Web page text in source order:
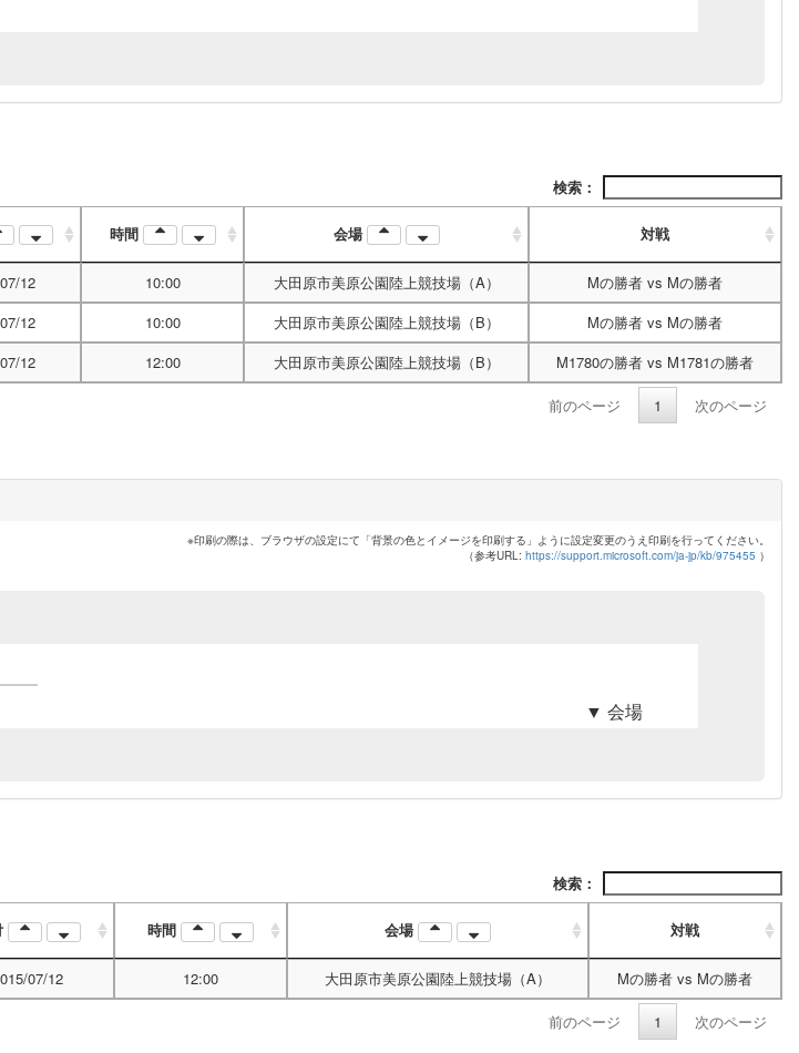
検索：
時間 会場 対戦
12 10:00 大田原市美原公園陸上競技場（A） Mの勝者 vs Mの勝者
12 10:00 大田原市美原公園陸上競技場（B） Mの勝者 vs Mの勝者
12 12:00 大田原市美原公園陸上競技場（B） M1780の勝者 vs M1781の勝者
前のページ 1 次のページ
※印刷の際は、ブラウザの設定にて「背景の色とイメージを印刷する」ように設定変更のうえ印刷を行ってください。
（参考URL: https://support.microsoft.com/ja-jp/kb/975455 ）
▼ 会場
検索：
時間 会場 対戦
07/12 12:00 大田原市美原公園陸上競技場（A） Mの勝者 vs Mの勝者
前のページ 1 次のページ